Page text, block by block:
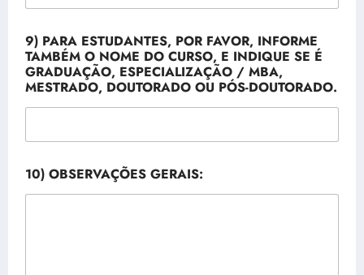
9) PARA ESTUDANTES, POR FAVOR, INFORME
TAMBÉM O NOME DO CURSO, E INDIQUE SE É
GRADUAÇÃO, ESPECIALIZAÇÃO / MBA,
MESTRADO, DOUTORADO OU PÓS-DOUTORADO.
10) OBSERVAÇÕES GERAIS: